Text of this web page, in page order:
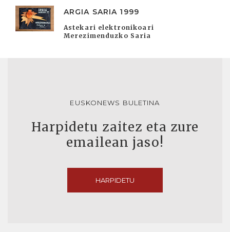
ARGIA SARIA 1999
Astekari elektronikoari
Merezimenduzko Saria
EUSKONEWS BULETINA
Harpidetu zaitez eta zure
emailean jaso!
HARPIDETU